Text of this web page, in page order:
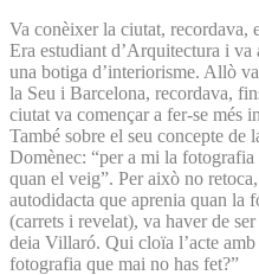
Va conèixer la ciutat, recordava,
Era estudiant d’Arquitectura i va
una botiga d’interiorisme. Allò
la Seu i Barcelona, recordava,
ciutat va començar a fer-se més
També sobre el seu concepte de
Domènec: “per a mi la fotografia
quan el veig”. Per això no
autodidacta que aprenia quan la
(carrets i revelat), va haver de
deia Villaró. Qui cloïa l’acte
fotografia que mai no has fet?”